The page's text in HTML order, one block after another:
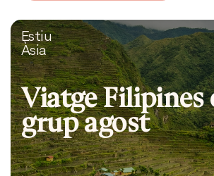
Estiu
Àsia
Viatge Filipines
grup agost